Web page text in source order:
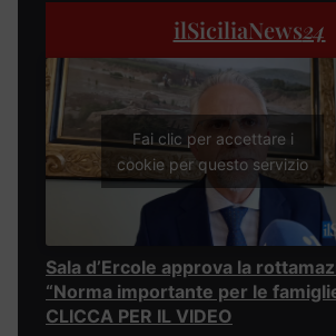
ilSiciliaNews24
Fai clic per accettare i
cookie per questo servizio
Sala d’Ercole approva la
“Norma importante per le
CLICCA PER IL VIDEO